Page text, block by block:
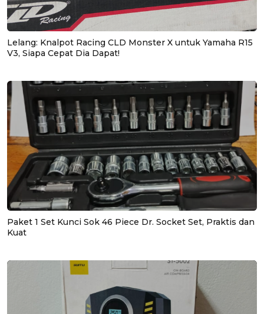
Lelang: Knalpot Racing CLD Monster X untuk Yamaha R15
V3, Siapa Cepat Dia Dapat!
Paket 1 Set Kunci Sok 46 Piece Dr. Socket Set, Praktis dan
Kuat